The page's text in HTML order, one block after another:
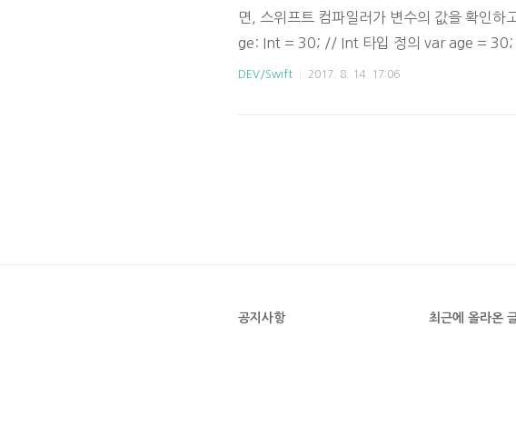
면, 스위프트 컴파일러가 변수의 값을 확인
ge: Int = 30; // Int 타입 정의 var age = 30;
// String 타입 정의 var name = "Jaeyoung";
DEV/Swift 2017. 8. 14. 17:06
공지사항 최근에 올라온